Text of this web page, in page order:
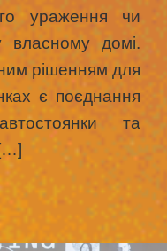
ураження чи
власному домі.
рішенням для
є поєднання
та